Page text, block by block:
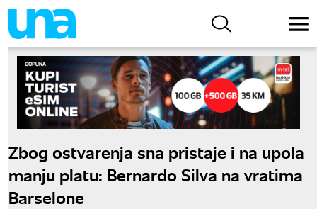
Zbog ostvarenja sna pristaje i na upola
manju platu: Bernardo Silva na vratima
Barselone